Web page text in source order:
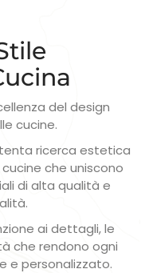
del design
cucine.
ricerca estetica
che uniscono
di alta qualità e
ai dettagli, le
che rendono ogni
e personalizzato.